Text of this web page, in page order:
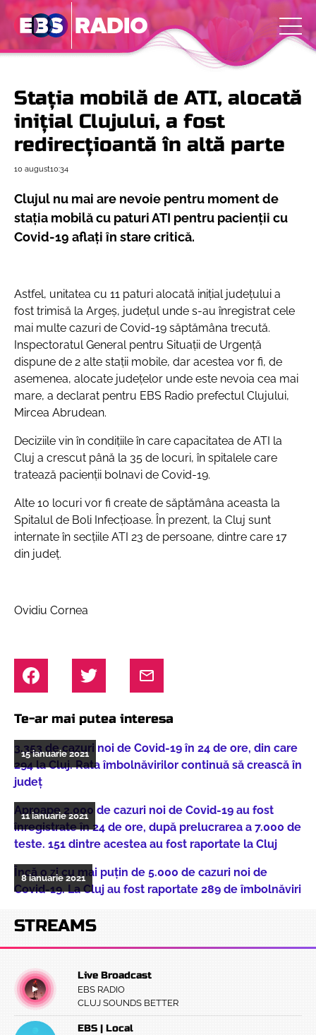
Stația mobilă de ATI, alocată
inițial Clujului, a fost
redirecțioantă în altă parte
10 august10:34
Clujul nu mai are nevoie pentru moment de
stația mobilă cu paturi ATI pentru pacienții cu
Covid-19 aflați în stare critică.
Astfel, unitatea cu 11 paturi alocată inițial județului a
fost trimisă la Argeș, județul unde s-au înregistrat cele
mai multe cazuri de Covid-19 săptămâna trecută.
Inspectoratul General pentru Situații de Urgență
dispune de 2 alte stații mobile, dar acestea vor fi, de
asemenea, alocate județelor unde este nevoia cea mai
mare, a declarat pentru EBS Radio prefectul Clujului,
Mircea Abrudean.
Deciziile vin în condițiile în care capacitatea de ATI la
Cluj a crescut până la 35 de locuri, în spitalele care
tratează pacienții bolnavi de Covid-19.
Alte 10 locuri vor fi create de săptămâna aceasta la
Spitalul de Boli Infecțioase. În prezent, la Cluj sunt
internate în secțiile ATI 23 de persoane, dintre care 17
din județ.
Ovidiu Cornea
Te-ar mai putea interesa
3.353 de cazuri noi de Covid-19 în 24 de ore, din care
294 la Cluj. Rata îmbolnăvirilor continuă să crească în
județ
15 ianuarie 2021
Aproape 2.000 de cazuri noi de Covid-19 au fost
înregistrate în 24 de ore, după prelucrarea a 7.000 de
teste. 151 dintre acestea au fost raportate la Cluj
11 ianuarie 2021
Încă o zi cu mai puțin de 5.000 de cazuri noi de
Covid-19. La Cluj au fost raportate 289 de îmbolnăviri
8 ianuarie 2021
STREAMS
Live Broadcast
EBS RADIO
CLUJ SOUNDS BETTER
EBS | Local